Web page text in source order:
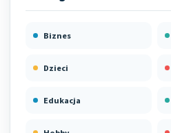
Biznes
Dzieci
Edukacja